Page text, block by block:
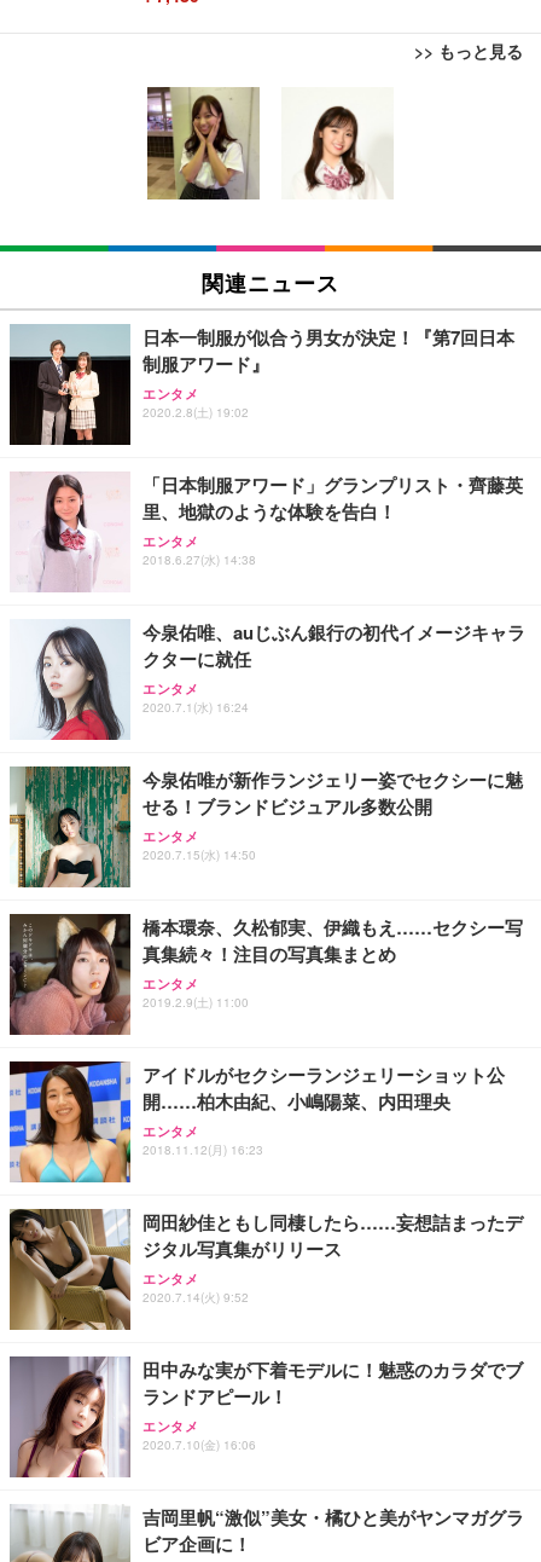
>> もっと見る
[EdoErgo] オフィスチェア 椅子 テレワーク 疲れな
い 跳ね上げ式アームレスト コンパクト 約105度ロッ
キング pc 事務椅子 360度回転 座面昇降 強化ナイロ
ン樹脂ベース 通気性メッシュ 在宅ワーク H-WY01
(黒網+黒枠+黒足)
￥5,699
SIHOO B100 オフィスチェア／デスクチェア メッシ
ュチェア 人間工学 疲れない ブラック
￥27,999
ワーク チェア 強化バックレスト 30度ロッキング機
能 人間工学 椅子 腰サポート 90度跳ね上げ式アーム
務用 おしゃれ パソコンチェア (ブラック)
Sezlife オフィスチェア デスクチェア 疲れない テレ
ワーク チェア 強化バックレスト 30度ロッキング機
能 人間工学 椅子 腰サポート 90度跳ね上げ式アーム
務用 おしゃれ パソコンチェア (ホワイト)
ANDWINT オフィスチェア デスクチェア 肘なし メ
ッシュ 通気性 ランバーサポート付き 腰サポート ガ
ス圧無段階昇降 360度回転 キャスター付き コンパク
EIZO ビジネス向けプレミアムモニター | FlexScan
EV3240X-WT | 31.5型4K UHD・USB Type-C・ホワ
イト
￥105,595
EIZO ビジネス向けプレミアムモニター | FlexScan
￥109,572
【純正品】27"ゲーミングモニター DualSense 充電
フック付き（CFI-ZDM1J）
【整備済み品】Dell E2724HS 27インチ 液晶モニタ
ー フルHD（1920×1080）VA 非光沢 HDMI/DisplayP
ort/VGA スピーカー内蔵 高さ調整 スイベル VESA対
【MiniLED/24.5inch/280Hz/FHD】GRAPHT THE S
HOOTER Gaming Monitor 24” Essential ゲーミン
グモニター QD 24.5インチ 1ms FHD 量子ドット 残
Amazonベーシック ペットシーツ 薄型 レギュラー 1
回使い捨て 無香料 ホワイト 300枚
￥3,373
Amazonベーシック ペットシーツ 厚型 ワイド 42枚
x2袋(84枚) ホワイト(吸収面:ライトブルー)
￥3,234
ネオ・ルーライフ ネオ・オムツ L 中型犬用 26枚入
り 単品
Smart Basic(スマートベーシック) 【Amazon.co.jp
限定】 Smart Basic アイリスオーヤマ ペットシーツ
超厚型 お徳用 ワイド 100枚入 (x 1) (ケース販売)
アイリスオーヤマ ペットシーツ 超厚型 お徳用 レギ
ュラー 200枚入【Amazon.co.jp限定】
関連ニュース
日本一制服が似合う男女が決定！『第7回日本
制服アワード』
エンタメ
2020.2.8(土) 19:02
「日本制服アワード」グランプリスト・齊藤英
里、地獄のような体験を告白！
エンタメ
2018.6.27(水) 14:38
今泉佑唯、auじぶん銀行の初代イメージキャラ
クターに就任
エンタメ
2020.7.1(水) 16:24
今泉佑唯が新作ランジェリー姿でセクシーに魅
せる！ブランドビジュアル多数公開
エンタメ
2020.7.15(水) 14:50
橋本環奈、久松郁実、伊織もえ……セクシー写
真集続々！注目の写真集まとめ
エンタメ
2019.2.9(土) 11:00
アイドルがセクシーランジェリーショット公
開……柏木由紀、小嶋陽菜、内田理央
エンタメ
2018.11.12(月) 16:23
岡田紗佳ともし同棲したら……妄想詰まったデ
ジタル写真集がリリース
エンタメ
2020.7.14(火) 9:52
田中みな実が下着モデルに！魅惑のカラダでブ
ランドアピール！
エンタメ
2020.7.10(金) 16:06
吉岡里帆“激似”美女・橘ひと美がヤンマガグラ
ビア企画に！